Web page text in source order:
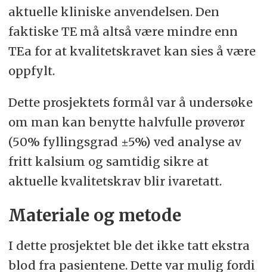
aktuelle kliniske anvendelsen. Den
faktiske TE må altså være mindre enn
TEa for at kvalitetskravet kan sies å være
oppfylt.
Dette prosjektets formål var å undersøke
om man kan benytte halvfulle prøverør
(50% fyllingsgrad ±5%) ved analyse av
fritt kalsium og samtidig sikre at
aktuelle kvalitetskrav blir ivaretatt.
Materiale og metode
I dette prosjektet ble det ikke tatt ekstra
blod fra pasientene. Dette var mulig fordi